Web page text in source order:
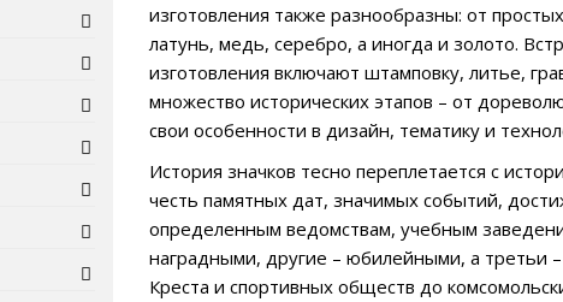
изготовления также разнообразны: от
латунь, медь, серебро, а иногда и золото.
изготовления включают штамповку, литье,
множество исторических этапов – от
свои особенности в дизайн, тематику и
История значков тесно переплетается с
честь памятных дат, значимых событий,
определенным ведомствам, учебным
наградными, другие – юбилейными, а третьи
Креста и спортивных обществ до